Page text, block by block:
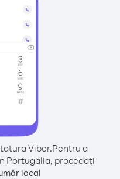
Viber.Pentru a
Portugalia, procedați
local